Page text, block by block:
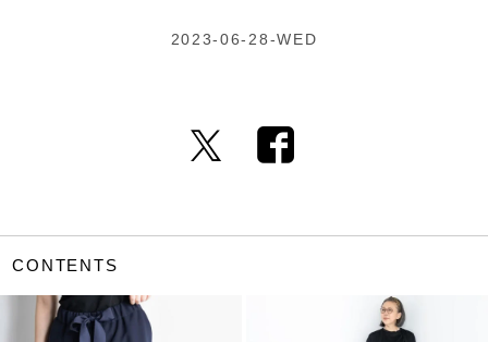
2023-06-28-WED
CONTENTS